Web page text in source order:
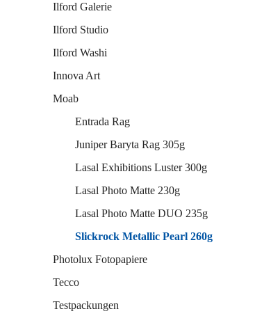
Ilford Galerie
Ilford Studio
Ilford Washi
Innova Art
Moab
Entrada Rag
Juniper Baryta Rag 305g
Lasal Exhibitions Luster 300g
Lasal Photo Matte 230g
Lasal Photo Matte DUO 235g
Slickrock Metallic Pearl 260g
Photolux Fotopapiere
Tecco
Testpackungen